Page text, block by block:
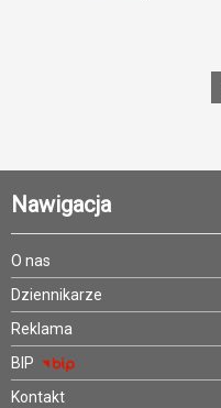
Nawigacja
O nas
Dziennikarze
Reklama
BIP
Kontakt